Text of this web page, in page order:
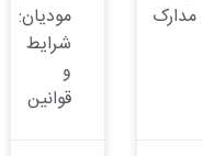
مدارک
مودیان:
شرایط
و
قوانین